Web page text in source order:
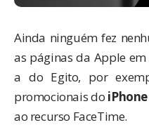
Ainda ninguém fez
as páginas da Apple
a do Egito, por
promocionais do
ao recurso FaceTime.